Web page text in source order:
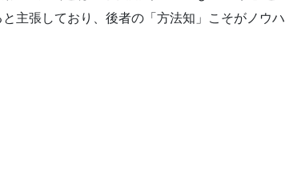
主張しており、後者の「方法知」こそがノウハ